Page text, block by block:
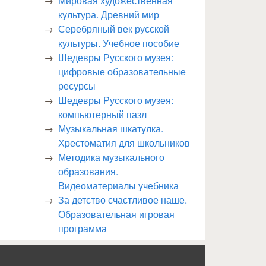
культура. Древний мир
Серебряный век русской
культуры. Учебное пособие
Шедевры Русского музея:
цифровые образовательные
ресурсы
Шедевры Русского музея:
компьютерный пазл
Музыкальная шкатулка.
Хрестоматия для школьников
Методика музыкального
образования.
Видеоматериалы учебника
За детство счастливое наше.
Образовательная игровая
программа